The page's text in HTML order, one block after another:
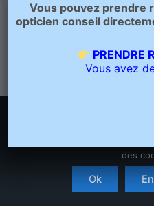
PRÉCÉDENT
Copyright © 2026 Opticien
par
Vous pouvez prendre
opticien conseil
PRENDRE
Vous avez
des
Ok